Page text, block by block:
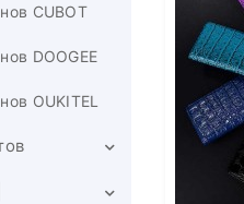
CUBOT
DOOGEE
OUKITEL
XIAOMI